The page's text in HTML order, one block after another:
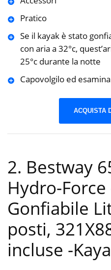
Pratico
Se il kayak è stato
con aria a 32°c,
25°c durante la notte
Capovolgilo ed
ACQUISTA
2. Bestway
Hydro-Force
Gonfiabile
posti,
incluse -